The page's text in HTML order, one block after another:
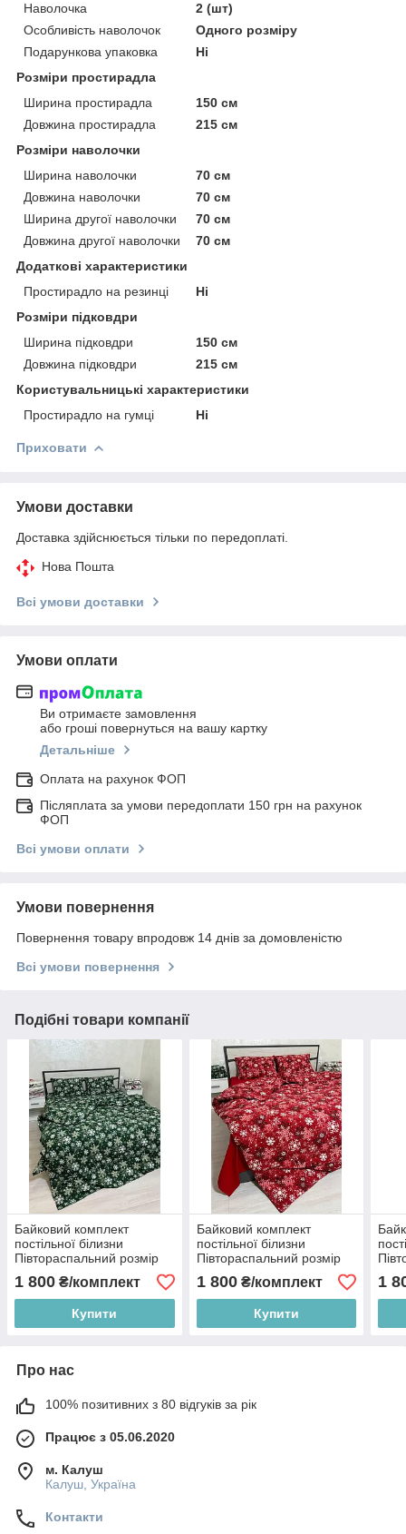
Наволочка
2 (шт)
Особливість наволочок
Одного розміру
Подарункова упаковка
Ні
Розміри простирадла
Ширина простирадла
150 см
Довжина простирадла
215 см
Розміри наволочки
Ширина наволочки
70 см
Довжина наволочки
70 см
Ширина другої наволочки
70 см
Довжина другої наволочки
70 см
Додаткові характеристики
Простирадло на резинці
Ні
Розміри підковдри
Ширина підковдри
150 см
Довжина підковдри
215 см
Користувальницькі характеристики
Простирадло на гумці
Ні
Приховати
Умови доставки
Доставка здійснюється тільки по передоплаті.
Нова Пошта
Всі умови доставки
Умови оплати
Ви отримаєте замовлення
або гроші повернуться на вашу картку
Детальніше
Оплата на рахунок ФОП
Післяплата за умови передоплати 150 грн на рахунок
ФОП
Всі умови оплати
Умови повернення
Повернення товару впродовж 14 днів за домовленістю
Всі умови повернення
Подібні товари компанії
Байковий комплект
постільної білизни
Півтораспальний розмір
1 800 ₴/комплект
Купити
Байковий комплект
постільної білизни
Півтораспальний розмір
1 800₴/комплект
Купити
1
Про нас
100% позитивних з 80 відгуків за рік
Працює з 05.06.2020
м. Калуш
Калуш, Україна
Контакти